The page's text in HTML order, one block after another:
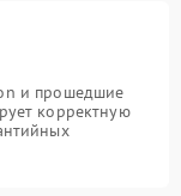
и прошедшие
корректную